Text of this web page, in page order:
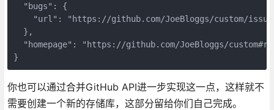
  "bugs": {
"url": "https://github.com/JoeBloggs/custom/
  },
"homepage": "https://github.com/JoeBloggs/
你也可以通过合并GitHub API进一步实现这一点，这样就不
需要创建一个新的存储库，这部分留给你们自己完成。